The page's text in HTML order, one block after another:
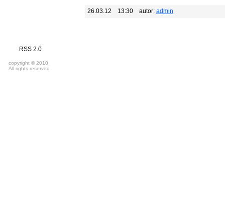
26.03.12 13:30 autor: admin
RSS 2.0
copyright © 2010
All rights reserved